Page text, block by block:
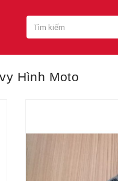
Hình Moto